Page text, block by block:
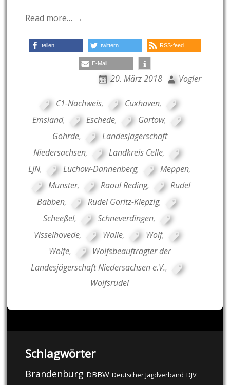
Read more… →
teilen twittern RSS-feed
E-Mail
20. März 2018 Vogler
C1-Nachweis, Cuxhaven,
Emsland, Eschede, Gartow,
Göhrde,
Landesjägerschaft
Niedersachsen, Landkreis Celle,
LJN, Lüchow-Dannenberg, Meppen,
Munster, Raoul Reding,
Rudel
Babben, Rudel Göritz-Klepzig,
Scheeßel, Schneverdingen,
Visselhövede, Walle, Wolf,
Wölfe,
Wolfsbeauftragter der
Landesjägerschaft Niedersachsen e.V.,
Wolfsrudel
Schlagwörter
Brandenburg DBBW Deutscher Jagdverband DJV